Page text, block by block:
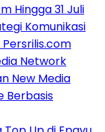
Hingga 31 Juli
Komunikasi
Persrilis.com
Network
New Media
Berbasis